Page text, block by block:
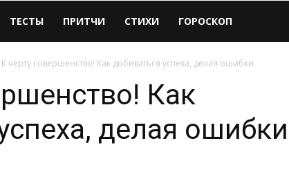
ТЕСТЫ ПРИТЧИ СТИХИ ГОРОСКОП
К черту совершенство! Как добиваться успеха, делая ошибки
Как
делая ошибки